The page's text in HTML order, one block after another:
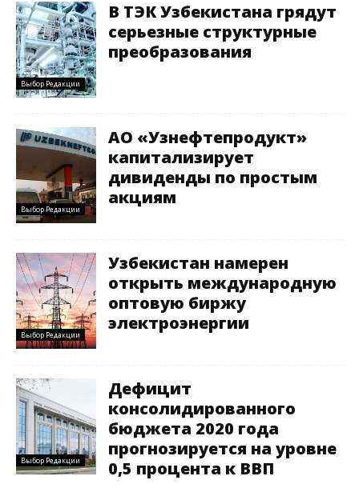
Выбор Редакции
В ТЭК Узбекистана грядут
серьезные структурные
преобразования
Выбор Редакции
АО «Узнефтепродукт»
капитализирует
дивиденды по простым
акциям
Выбор Редакции
Узбекистан намерен
открыть международную
оптовую биржу
электроэнергии
Выбор Редакции
Дефицит
консолидированного
бюджета 2020 года
прогнозируется на уровне
0,5 процента к ВВП